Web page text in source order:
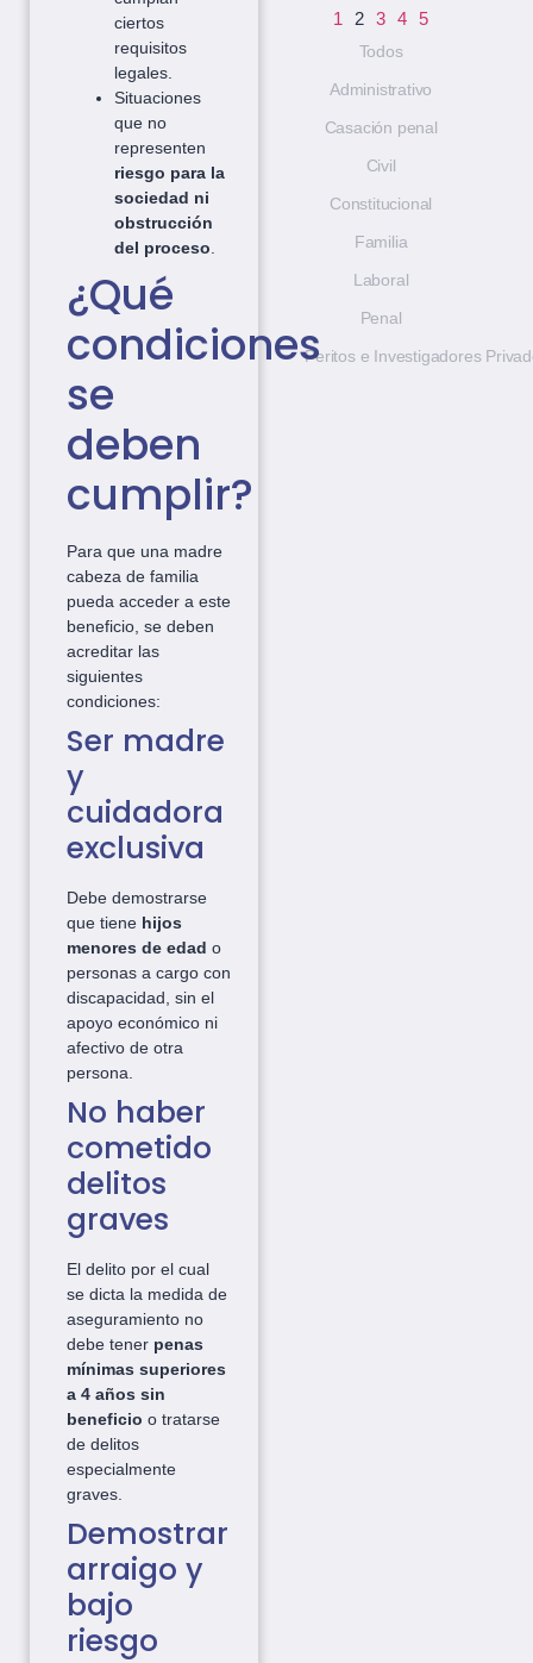
ciertos
requisitos
legales.
Situaciones
que no
representen
riesgo para la
sociedad ni
obstrucción
del proceso.
¿Qué
condiciones
se
deben
cumplir?
Para que una madre
cabeza de familia
pueda acceder a este
beneficio, se deben
acreditar las
siguientes
condiciones:
Ser madre
y
cuidadora
exclusiva
Debe demostrarse
que tiene hijos
menores de edad o
personas a cargo con
discapacidad, sin el
apoyo económico ni
afectivo de otra
persona.
No haber
cometido
delitos
graves
El delito por el cual
se dicta la medida de
aseguramiento no
debe tener penas
mínimas superiores
a 4 años sin
beneficio o tratarse
de delitos
especialmente
graves.
Demostrar
arraigo y
bajo
riesgo
1 2 3 4 5
Todos
Administrativo
Casación penal
Civil
Constitucional
Familia
Laboral
Penal
Peritos e Investigadores